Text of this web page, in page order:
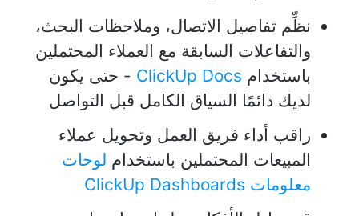
نظِّم تفاصيل الاتصال، وملاحظات البحث،
والتفاعلات السابقة مع العملاء المحتملين
باستخدام ClickUp Docs - حتى يكون
لديك دائمًا السياق الكامل قبل التواصل
راقب أداء فريق العمل وتحويل عملاء
المبيعات المحتملين باستخدام لوحات
معلومات ClickUp Dashboards